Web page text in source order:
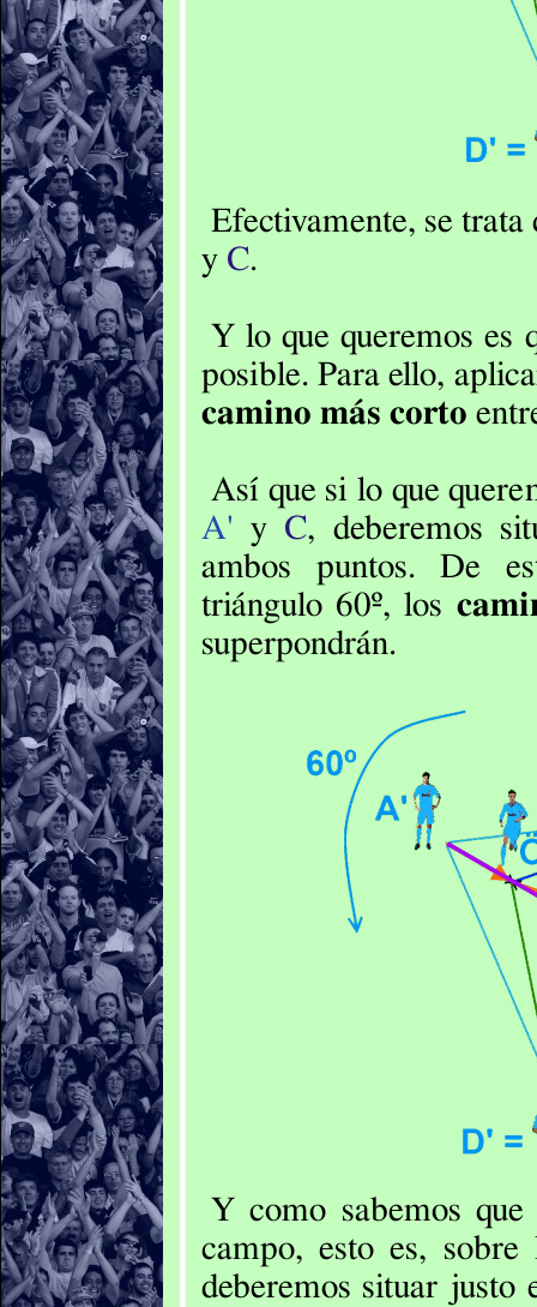
Efectivamente, se
y C.
Y lo que queremos es
posible. Para ello,
camino más corto
Así que si lo que
A' y C, deberemos
ambos puntos. De
triángulo 60º, los
superpondrán.
Y como sabemos
campo, esto es,
deberemos situar justo